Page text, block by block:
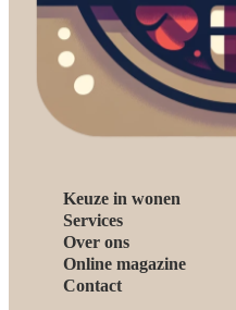
Keuze in wonen
Services
Over ons
Online magazine
Contact